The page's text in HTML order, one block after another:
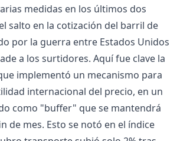
medidas en los últimos dos
salto en la cotización del barril de
por la guerra entre Estados Unidos
a los surtidores. Aquí fue clave la
implementó un mecanismo para
internacional del precio, en un
como "buffer" que se mantendrá
de mes. Esto se notó en el índice